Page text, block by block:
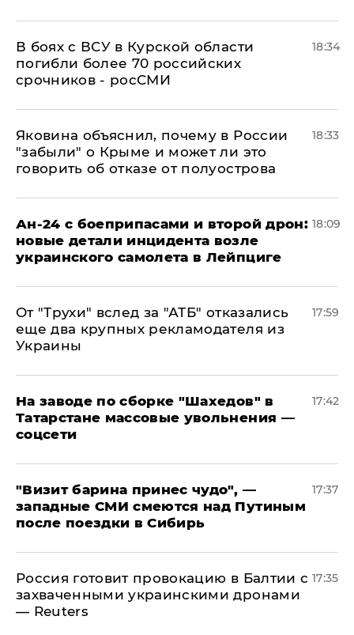
В боях с ВСУ в Курской области
погибли более 70 российских
срочников - росСМИ
18:34
Яковина объяснил, почему в России
"забыли" о Крыме и может ли это
говорить об отказе от полуострова
18:33
Ан-24 с боеприпасами и второй дрон:
новые детали инцидента возле
украинского самолета в Лейпциге
18:09
От "Трухи" вслед за "АТБ" отказались
еще два крупных рекламодателя из
Украины
17:59
На заводе по сборке "Шахедов" в
Татарстане массовые увольнения —
соцсети
17:42
"Визит барина принес чудо", —
западные СМИ смеются над Путиным
после поездки в Сибирь
17:37
​Россия готовит провокацию в Балтии с
захваченными украинскими дронами
— Reuters
17:35